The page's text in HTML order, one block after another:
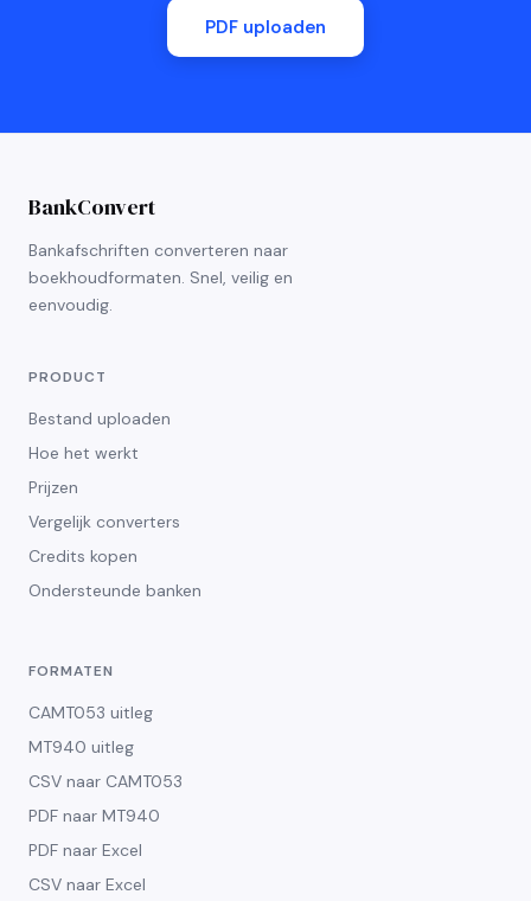
PDF uploaden
BankConvert
Bankafschriften converteren naar
boekhoudformaten. Snel, veilig en
eenvoudig.
PRODUCT
Bestand uploaden
Hoe het werkt
Prijzen
Vergelijk converters
Credits kopen
Ondersteunde banken
FORMATEN
CAMT053 uitleg
MT940 uitleg
CSV naar CAMT053
PDF naar MT940
PDF naar Excel
CSV naar Excel